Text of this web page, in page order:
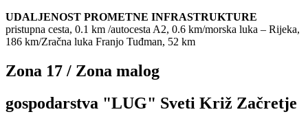
UDALJENOST PROMETNE INFRASTRUKTURE
pristupna cesta, 0.1 km /autocesta A2, 0.6 km/morska luka – Rijeka,
186 km/Zračna luka Franjo Tuđman, 52 km
Zona 17 / Zona malog
gospodarstva "LUG" Sveti Križ Začretje